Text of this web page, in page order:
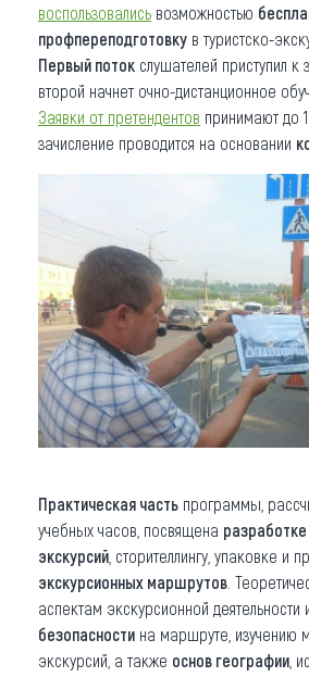
воспользовались возможностью
профпереподготовку в туристско-
Первый поток слушателей приступил к
второй начнет очно-дистанционное
Заявки от претендентов принимают до
зачисление проводится на основании
Практическая часть программы,
учебных часов, посвящена
экскурсий , сторителлингу, упаковке и
экскурсионных маршрутов .
аспектам экскурсионной деятельности
безопасности на маршруте, изучению
экскурсий, а также основ географии ,